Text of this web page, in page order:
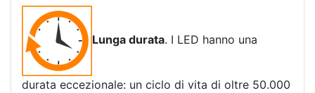
Lunga durata. I LED hanno una
durata eccezionale: un ciclo di vita di oltre 50.000